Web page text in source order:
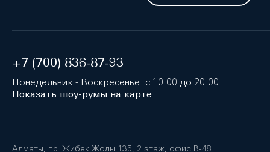
+7 (700) 836-87-93
Понедельник - Воскресенье: с 10:00 до 20:00
Показать шоу-румы на карте
Алматы, пр. Жибек Жолы 135, 2 этаж, офис B-48